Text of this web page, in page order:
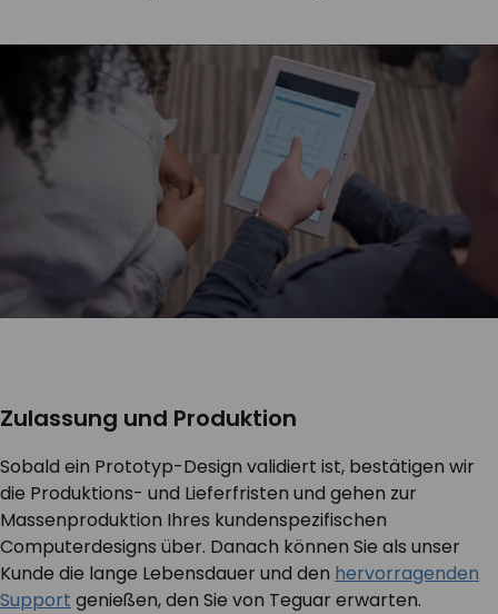
Zulassung und Produktion
Sobald ein Prototyp-Design validiert ist, bestätigen wir
die Produktions- und Lieferfristen und gehen zur
Massenproduktion Ihres kundenspezifischen
Computerdesigns über. Danach können Sie als unser
Kunde die lange Lebensdauer und den hervorragenden
Support genießen, den Sie von Teguar erwarten.